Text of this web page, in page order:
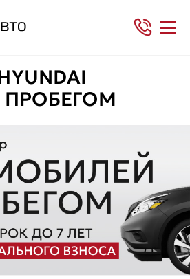
ПРОБЕГОМ